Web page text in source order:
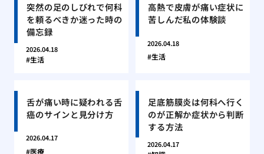
突然の足のしびれで何科
を頼るべきか迷った時の
備忘録
2026.04.18
生活
高熱で皮膚が痛い症状に
苦しんだ私の体験談
2026.04.18
生活
舌が痛い時に疑われる舌
癌のサインと見分け方
2026.04.17
医療
足底筋膜炎は何科へ行く
のが正解か症状から判断
する方法
2026.04.17